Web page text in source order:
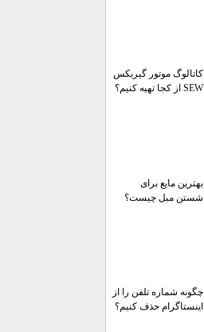
کاتالوگ موتور گیربکس
SEW از کجا تهیه کنیم؟
بهترین مایع برای
شستن مبل چیست؟
چگونه شماره تلفن را از
اینستاگرام حذف کنیم؟